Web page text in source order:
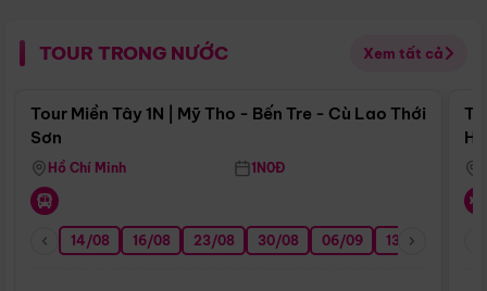
TOUR TRONG NƯỚC Xem tất cả
Điểm nổi bật
Tour Miền Tây 1N | Mỹ Tho - Bến Tre - Cù Lao Thới
Sơn
Hồ Chí Minh 1N0Đ
14/08 16/08 23/08 30/08 06/09 13/09